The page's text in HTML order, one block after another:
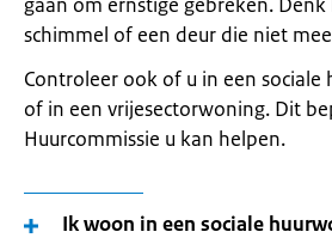
schimmel of een deur die niet
Controleer ook of u in een
of in een vrijesectorwoning. Dit
Huurcommissie u kan helpen.
Ik woon in een sociale